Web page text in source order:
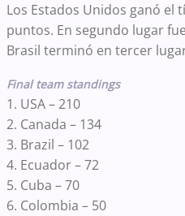
Los Estados Unidos ganó el
puntos. En segundo lugar
Brasil terminó en tercer
Final team standings
1. USA – 210
2. Canada – 134
3. Brazil – 102
4. Ecuador – 72
5. Cuba – 70
6. Colombia – 50